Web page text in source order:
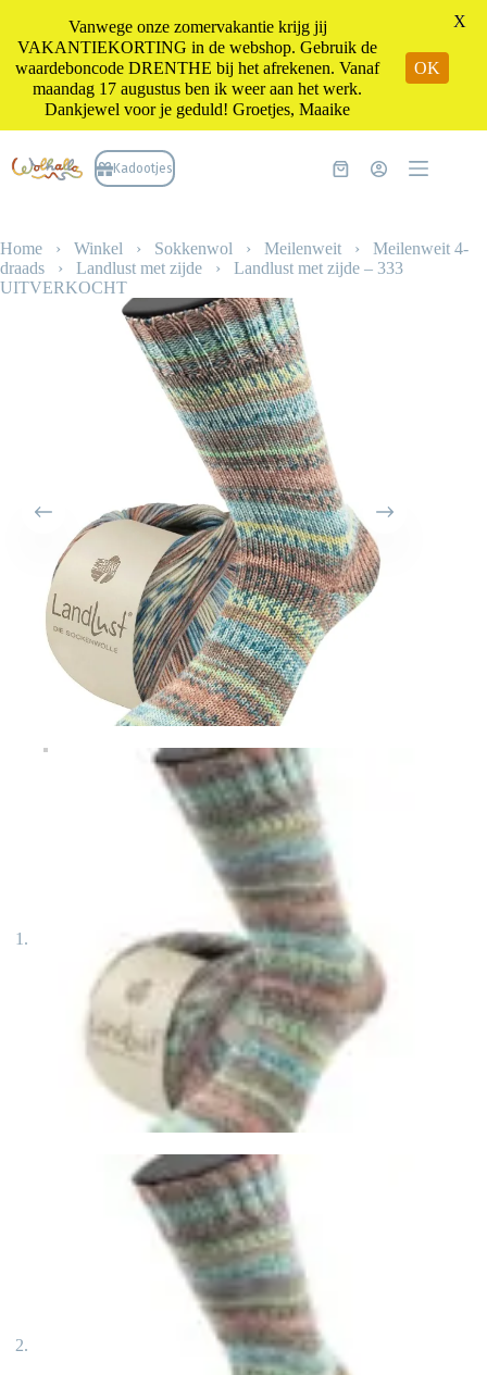
naar
de
Kadootjes Winkelwagen
Home › Winkel › Sokkenwol › Meilenweit › Meilenweit 4-
draads › Landlust met zijde › Landlust met zijde – 333
UITVERKOCHT
Vanwege onze zomervakantie krijg jij
VAKANTIEKORTING in de webshop. Gebruik de
waardeboncode DRENTHE bij het afrekenen. Vanaf
maandag 17 augustus ben ik weer aan het werk.
Dankjewel voor je geduld! Groetjes, Maaike
OK
X